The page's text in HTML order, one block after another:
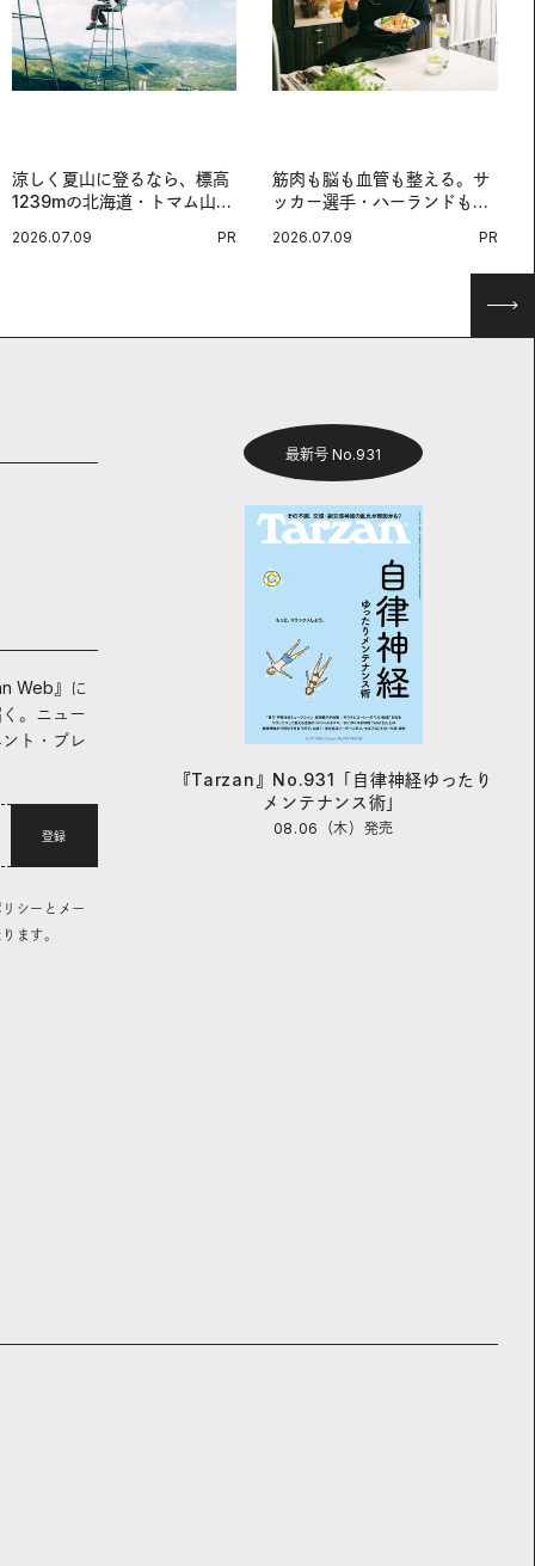
涼しく夏山に登るなら、標高
1239mの北海道・トマム山で
2026.07.09 PR
筋肉も脳も血管も整える。サ
ッカー選手・ハーランドも注
＆サバの“最強アスリート
2026.07.09 PR
Web』に
。ニュー
ト・プレ
登録
シーとメー
ます。
最新号 No.931
『Tarzan』No.931「自律神経ゆったり
メンテナンス術」
08.06（木） 発売